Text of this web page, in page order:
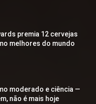
premia 12 cervejas
melhores do mundo
moderado e ciência —
não é mais hoje